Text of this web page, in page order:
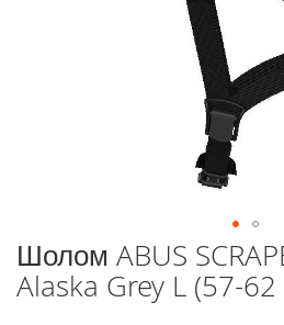
Перейти
до
початку
Шолом ABUS
Alaska Grey L (57-